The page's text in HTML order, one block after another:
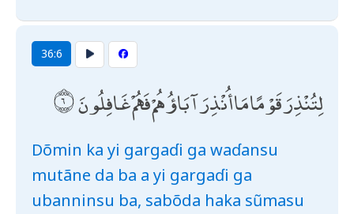
36:6
لِتُنْذِرَ قَوْمًا مَا أُنْذِرَ آبَاؤُهُمْ فَهُمْ غَافِلُونَ
Dõmin ka yi gargaɗi ga waɗansu
mutãne da ba a yi gargaɗi ga
ubanninsu ba, sabõda haka sũmasu